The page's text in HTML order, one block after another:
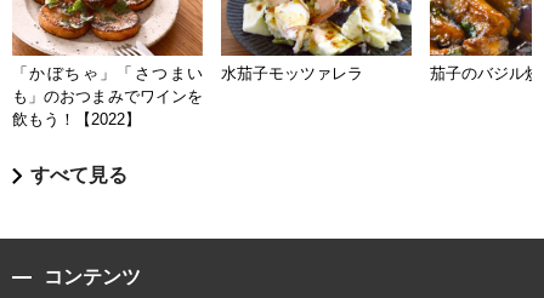
「かぼちゃ」「さつまい
も」のおつまみでワインを
飲もう！【2022】
水茄子モッツァレラ 茄子のバジル炒
すべて見る
コンテンツ